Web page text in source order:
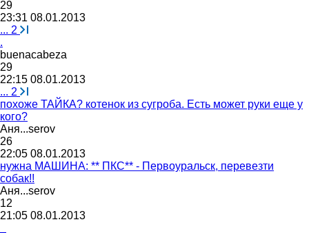
29
23:31 08.01.2013
... 2
.
buenacabeza
29
22:15 08.01.2013
... 2
похоже ТАЙКА? котенок из сугроба. Есть может руки еще у
кого?
Аня...serov
26
22:05 08.01.2013
нужна МАШИНА: ** ПКС** - Первоуральск, перевезти
собак!!
Аня...serov
12
21:05 08.01.2013